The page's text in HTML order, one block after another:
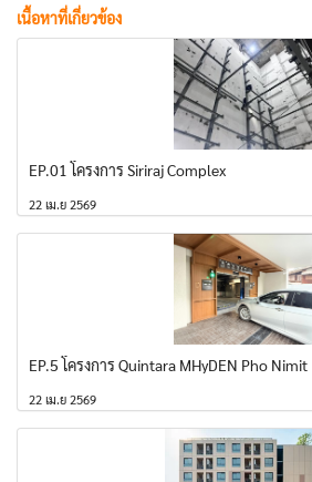
เนื้อหาที่เกี่ยวข้อง
EP.01 โครงการ Siriraj Complex
22 เม.ย 2569
EP.5 โครงการ Quintara MHyDEN Pho Nimit
22 เม.ย 2569